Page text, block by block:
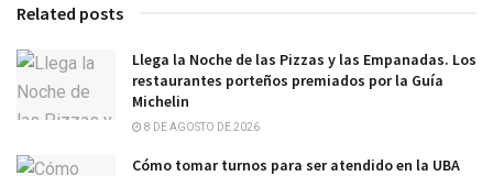
Related posts
Llega la Noche de las Pizzas y las Empanadas. Los
restaurantes porteños premiados por la Guía
Michelin
8 DE AGOSTO DE 2026
Cómo tomar turnos para ser atendido en la UBA